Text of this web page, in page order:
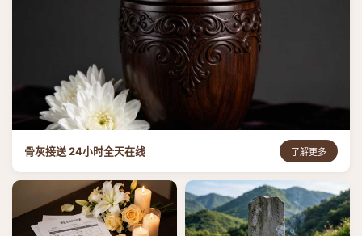
骨灰接送 24小时全天在线 了解更多